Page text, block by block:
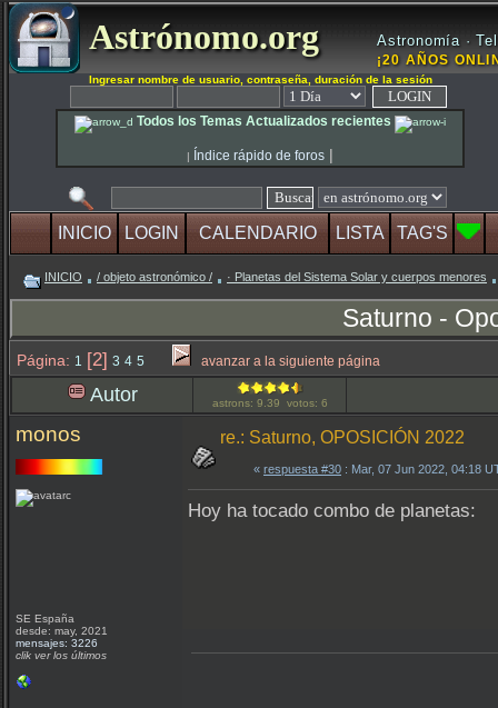
Astrónomo.org Astronomía ·
¡20 AÑOS
Ingresar nombre de usuario, contraseña, duración de la sesión
Todos los Temas Actualizados recientes
| Índice rápido de foros |
INICIO LOGIN CALENDARIO LISTA TAG'S
INICIO / objeto astronómico / · Planetas del Sistema Solar y cuerpos menores
Saturno -
Página: 1 [2] 3 4 5 avanzar a la siguiente página
Autor astrons: 9.39 votos: 6
monos
SE España
desde: may, 2021
mensajes: 3226
clik ver los últimos
re.: Saturno, OPOSICIÓN 2022
« respuesta #30 : Mar, 07 Jun 2022, 04:18
Hoy ha tocado combo de planetas: